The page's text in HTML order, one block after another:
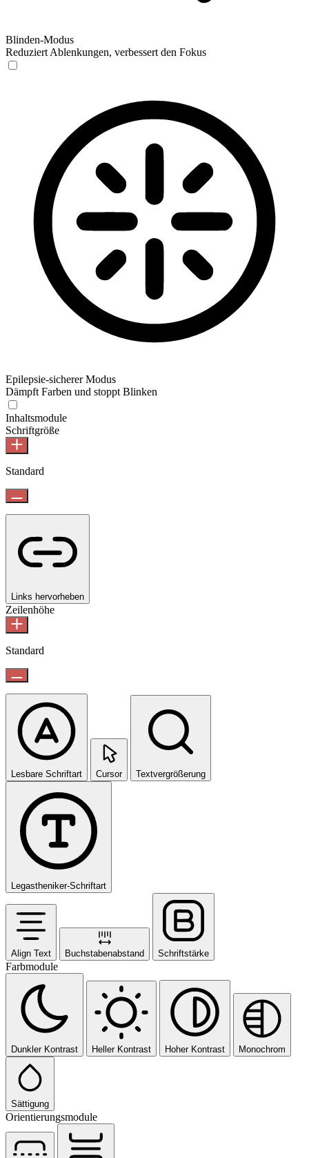
Blinden-Modus
Reduziert Ablenkungen, verbessert den Fokus
Epilepsie-sicherer Modus
Dämpft Farben und stoppt Blinken
Inhaltsmodule
Schriftgröße
Standard
Links hervorheben
Zeilenhöhe
Standard
Lesbare Schriftart Cursor Textvergrößerung
Legastheniker-Schriftart
Align Text Buchstabenabstand Schriftstärke
Farbmodule
Dunkler Kontrast Heller Kontrast Hoher Kontrast Monochrom
Sättigung
Orientierungsmodule